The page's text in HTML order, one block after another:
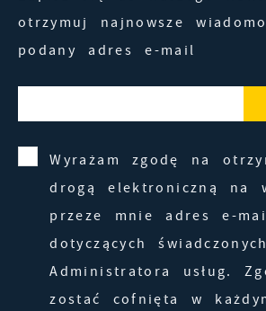
otrzymuj najnowsze
podany adres e-mail
Wyrażam zgodę na
drogą elektroniczną na
przeze mnie adres e-
dotyczących
Administratora usług.
zostać cofnięta w